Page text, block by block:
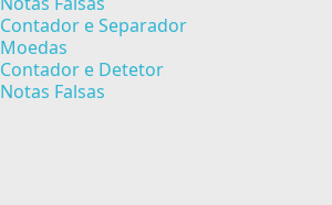
Contador e Separador
Moedas
Contador e Detetor
Notas Falsas